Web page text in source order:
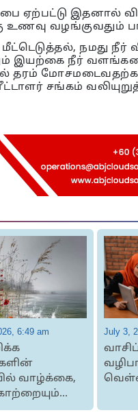
ஏற்பட்டு இதனால்
உணவு வழங்குவதும்
மீட்டெடுத்தல், நமது
இயற்கை நீர்
தரம்
சங்கம்
6:49 am
வாழ்க்கை,
July 3,